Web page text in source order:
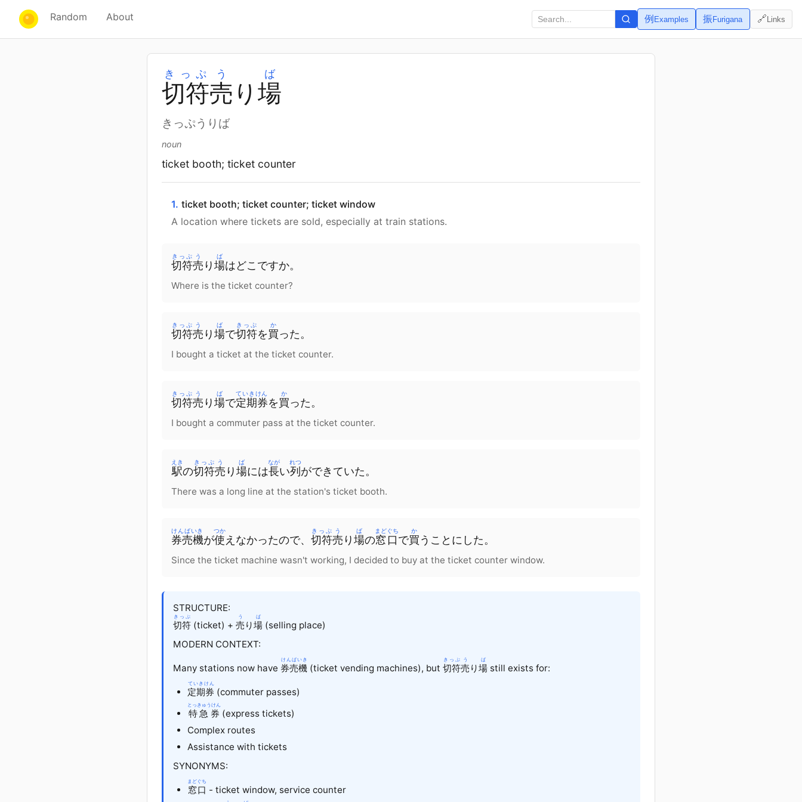
Random About 例 Examples 振Furigana 🔗Links
切符
きっぷ
売
う
り 場
ば
きっぷうりば
noun
ticket booth; ticket counter
1. ticket booth; ticket counter; ticket window
A location where tickets are sold, especially at train stations.
切符
きっぷ
売
う
り 場
ば
はどこですか。
Where is the ticket counter?
切符
きっぷ
売
う
り 場
ば
で切符
きっぷ
を買
か
った。
I bought a ticket at the ticket counter.
切符
きっぷ
売
う
り 場
ば
で定期券
ていきけん
を買
か
った。
I bought a commuter pass at the ticket counter.
駅
えき
の切符
きっぷ
売
う
り 場
ば
には長
なが
い列
れつ
ができていた。
There was a long line at the station's ticket booth.
券売機
けんばいき
が使
つか
えなかったので、 切符
きっぷ
売
う
り 場
ば
の窓口
まどぐち
で買
か
うことにした。
Since the ticket machine wasn't working, I decided to buy at the ticket counter window.
STRUCTURE:
切符
きっぷ
(ticket) + 売
う
り場
ば
(selling place)
MODERN CONTEXT:
Many stations now have 券売機
けんばいき
(ticket vending machines), but 切符
きっぷ
売
う
り場
ば
still exists for:
定期券
ていきけん
(commuter passes)
特急券
とっきゅうけん
(express tickets)
Complex routes
Assistance with tickets
SYNONYMS:
窓口
まどぐち
- ticket window, service counter